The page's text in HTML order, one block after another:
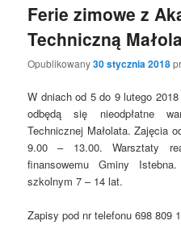
Ferie zimowe z
Techniczną
Opublikowany30 stycznia 2018
W dniach od 5 do 9 lutego
odbędą się nieodpłatne
Technicznej Małolata. Zajęcia
9.00 – 13.00. Warsztaty
finansowemu Gminy
szkolnym 7 – 14 lat.
Zapisy pod nr telefonu 698 809